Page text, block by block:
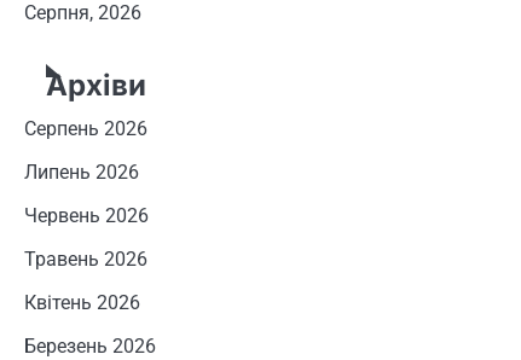
Серпня, 2026
Архіви
Серпень 2026
Липень 2026
Червень 2026
Травень 2026
Квітень 2026
Березень 2026